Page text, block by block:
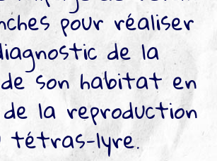
Je valide mon permis
pour réaliser
de la
son habitat en
la reproduction
tétras-lyre.